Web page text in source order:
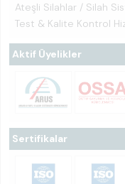
Ateşli Silahlar / Silah
Test & Kalite Kontrol
Aktif Üyelikler
Sertifikalar